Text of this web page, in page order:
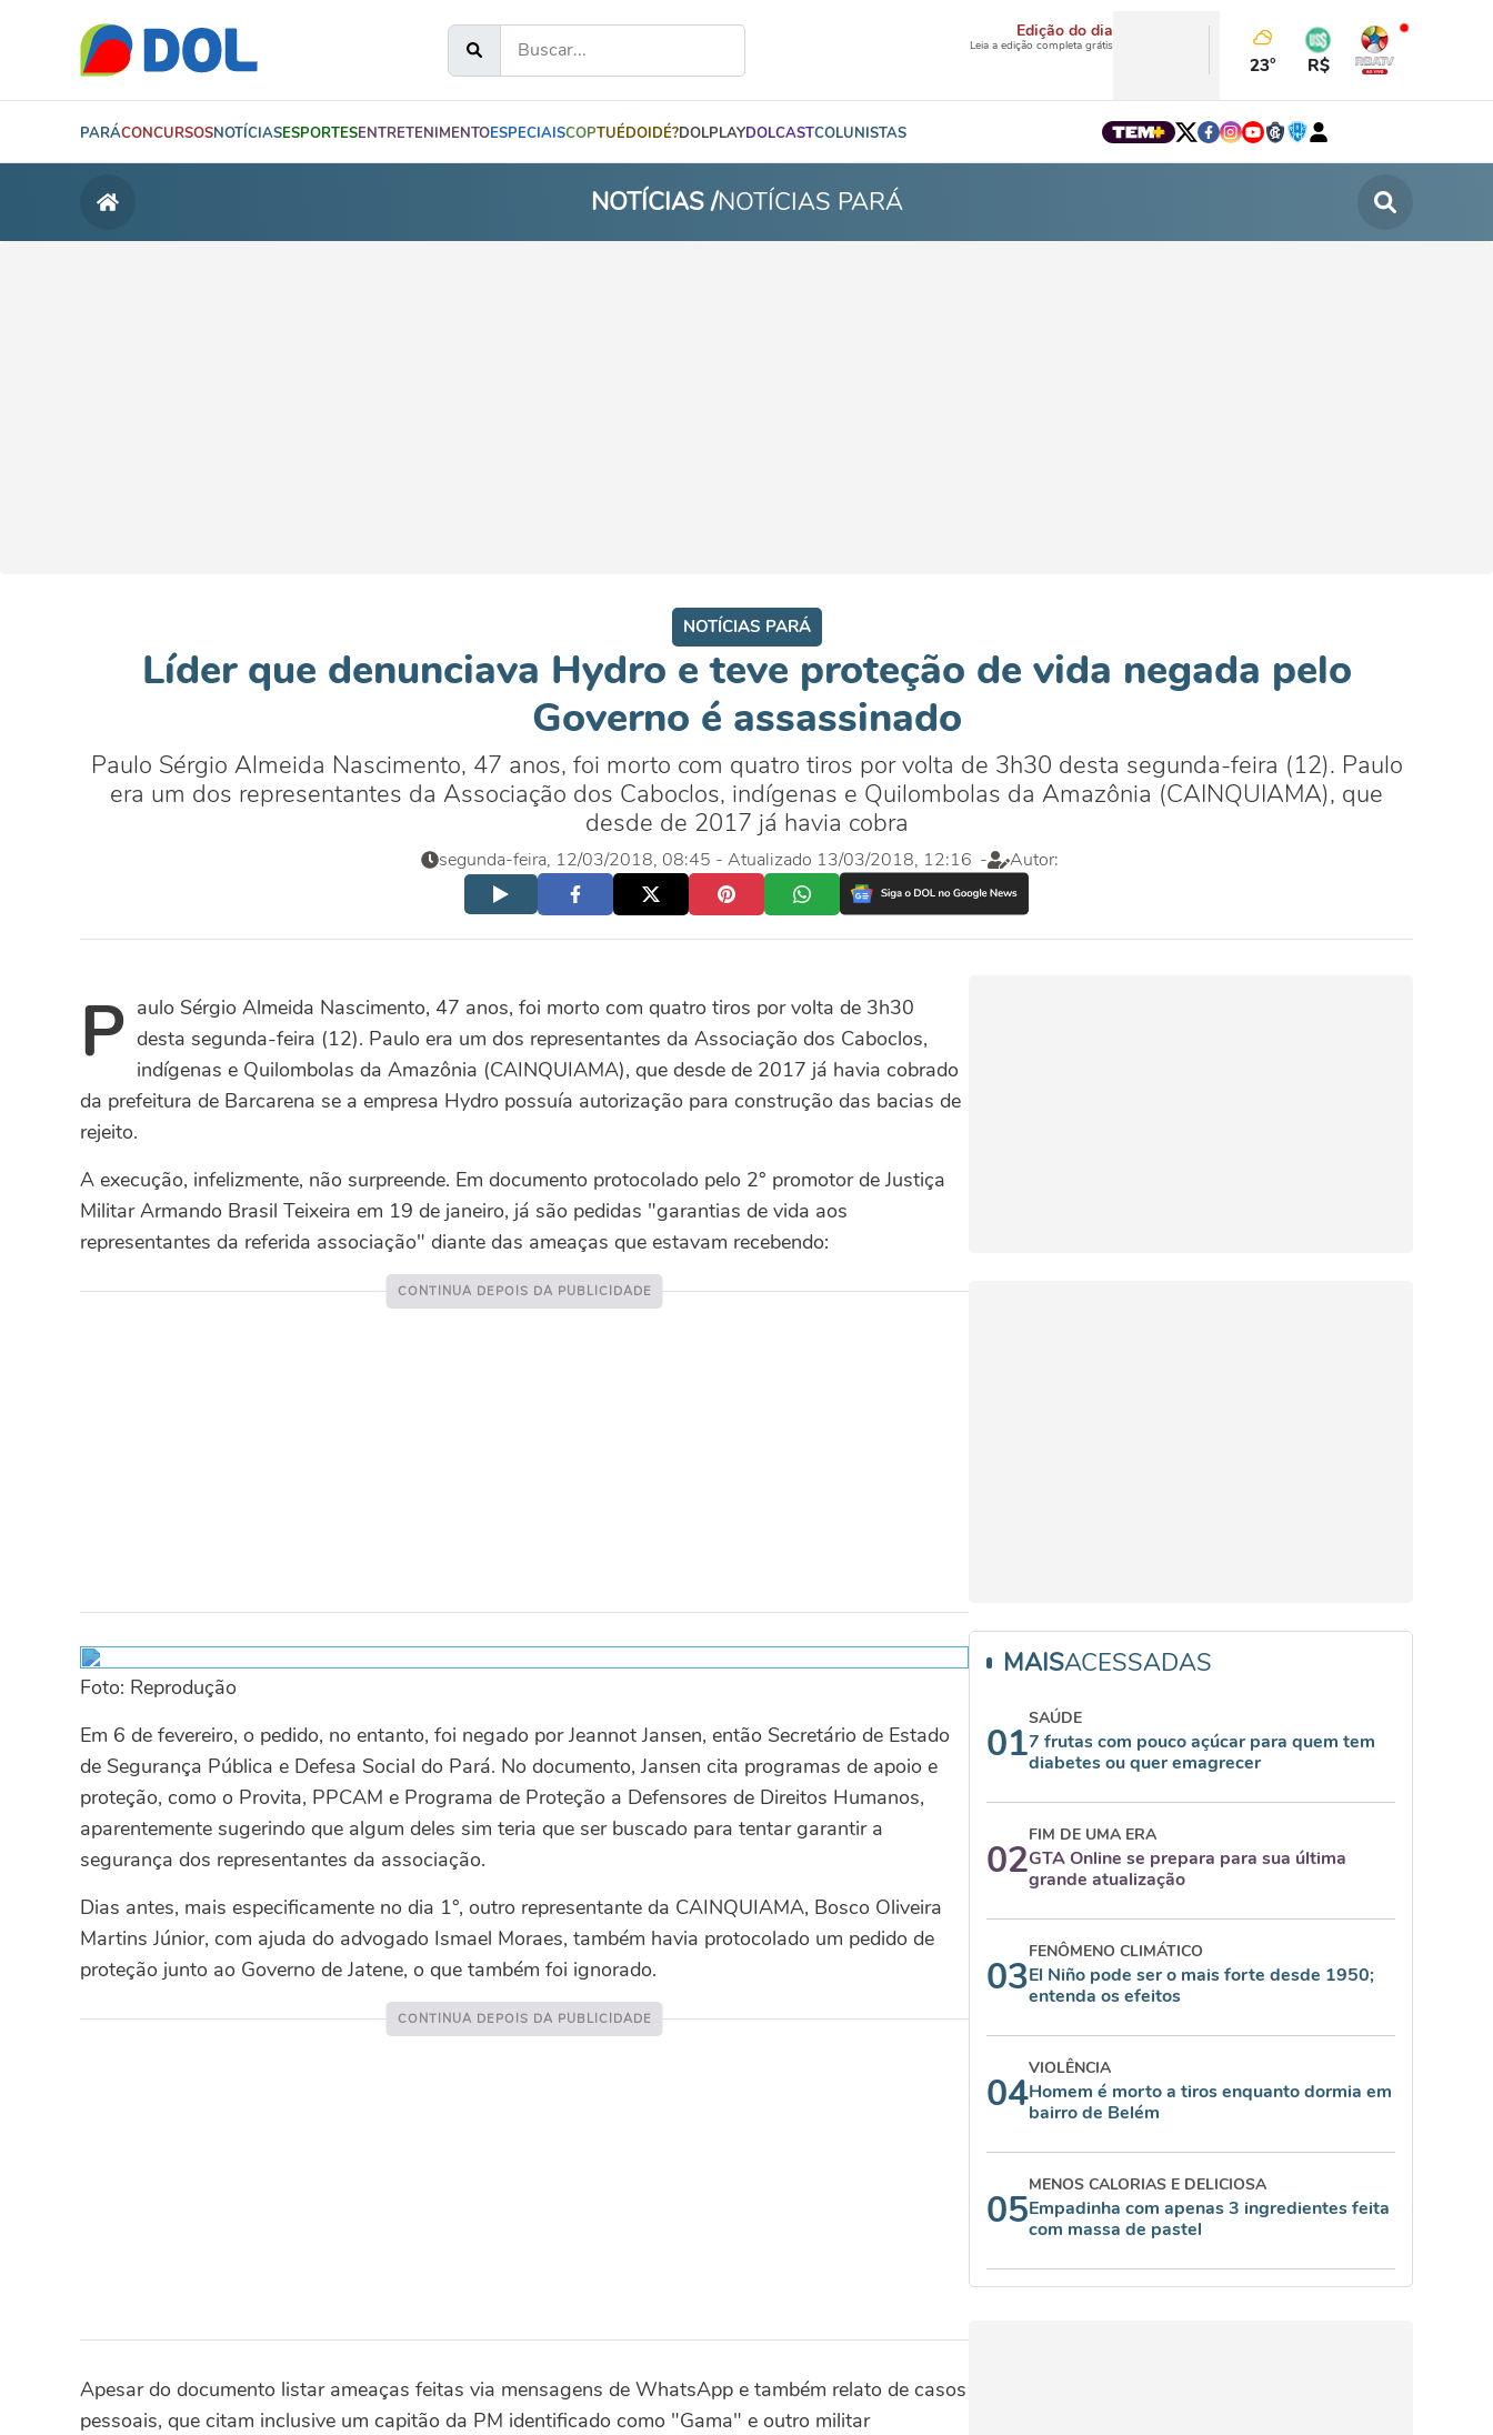
Edição do dia
Leia a edição completa grátis
23° R$
PARÁCONCURSOSNOTÍCIASESPORTESENTRETENIMENTOESPECIAISCOPTUÉDOIDÉ?DOLPLAYDOLCASTCOLUNISTAS
NOTÍCIAS /NOTÍCIAS PARÁ
NOTÍCIAS PARÁ
Líder que denunciava Hydro e teve proteção de vida negada pelo
Governo é assassinado
Paulo Sérgio Almeida Nascimento, 47 anos, foi morto com quatro tiros por volta de 3h30 desta segunda-feira (12). Paulo
era um dos representantes da Associação dos Caboclos, indígenas e Quilombolas da Amazônia (CAINQUIAMA), que
desde de 2017 já havia cobra
segunda-feira, 12/03/2018, 08:45 - Atualizado 13/03/2018, 12:16 - Autor:
Paulo Sérgio Almeida Nascimento, 47 anos, foi morto com quatro tiros por volta de 3h30
desta segunda-feira (12). Paulo era um dos representantes da Associação dos Caboclos,
indígenas e Quilombolas da Amazônia (CAINQUIAMA), que desde de 2017 já havia cobrado
da prefeitura de Barcarena se a empresa Hydro possuía autorização para construção das bacias de
rejeito.
A execução, infelizmente, não surpreende. Em documento protocolado pelo 2° promotor de Justiça
Militar Armando Brasil Teixeira em 19 de janeiro, já são pedidas "garantias de vida aos
representantes da referida associação" diante das ameaças que estavam recebendo:
Foto: Reprodução
Em 6 de fevereiro, o pedido, no entanto, foi negado por Jeannot Jansen, então Secretário de Estado
de Segurança Pública e Defesa Social do Pará. No documento, Jansen cita programas de apoio e
proteção, como o Provita, PPCAM e Programa de Proteção a Defensores de Direitos Humanos,
aparentemente sugerindo que algum deles sim teria que ser buscado para tentar garantir a
segurança dos representantes da associação.
Dias antes, mais especificamente no dia 1°, outro representante da CAINQUIAMA, Bosco Oliveira
Martins Júnior, com ajuda do advogado Ismael Moraes, também havia protocolado um pedido de
proteção junto ao Governo de Jatene, o que também foi ignorado.
Apesar do documento listar ameaças feitas via mensagens de WhatsApp e também relato de casos
pessoais, que citam inclusive um capitão da PM identificado como "Gama" e outro militar
MAISACESSADAS
01
SAÚDE
7 frutas com pouco açúcar para quem tem
diabetes ou quer emagrecer
02
FIM DE UMA ERA
GTA Online se prepara para sua última
grande atualização
03
FENÔMENO CLIMÁTICO
El Niño pode ser o mais forte desde 1950;
entenda os efeitos
04
VIOLÊNCIA
Homem é morto a tiros enquanto dormia em
bairro de Belém
05
MENOS CALORIAS E DELICIOSA
Empadinha com apenas 3 ingredientes feita
com massa de pastel